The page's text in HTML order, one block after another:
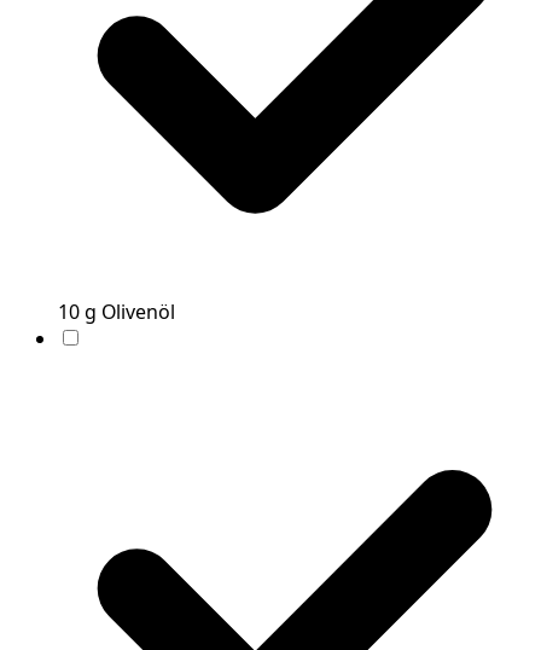
10g Olivenöl